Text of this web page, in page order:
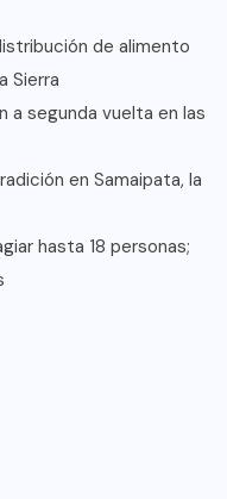
de alimento
Sierra
a segunda vuelta en las
en Samaipata, la
hasta 18 personas;